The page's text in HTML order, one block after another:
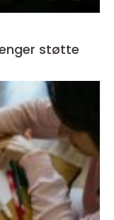
trenger støtte